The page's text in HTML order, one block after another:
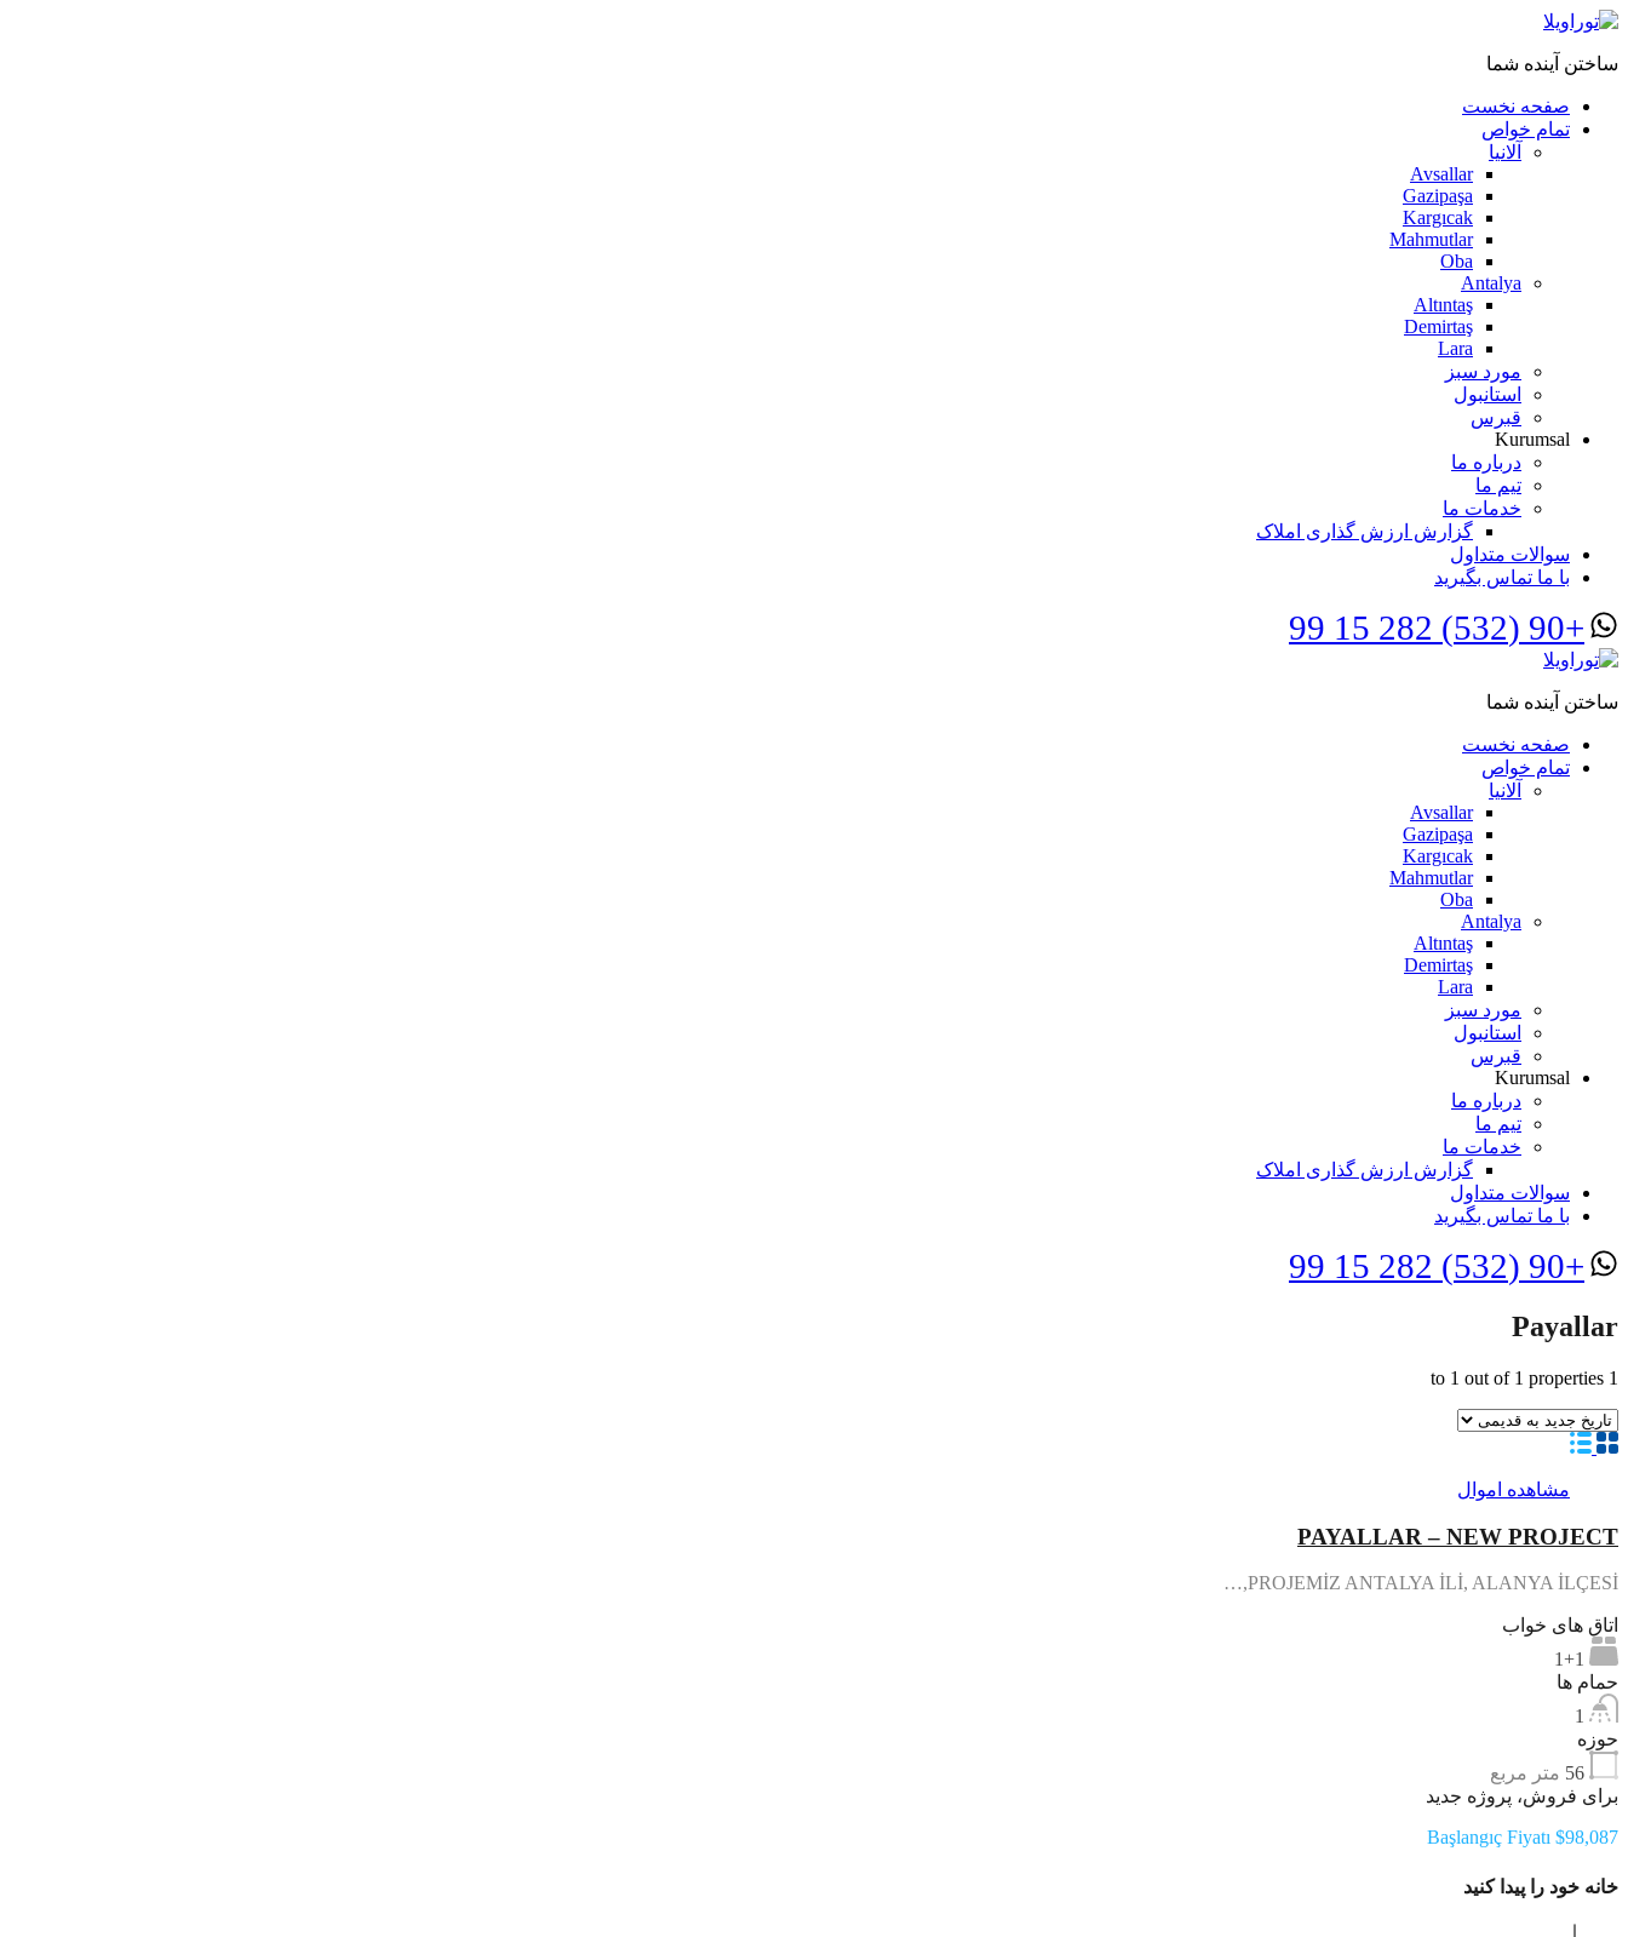
ساختن آینده شما
صفحه نخست
تمام خواص
آلانیا
Avsallar
Gazipaşa
Kargıcak
Mahmutlar
Oba
Antalya
Altıntaş
Demirtaş
Lara
مورد سبز
استانبول
قبرس
Kurumsal
درباره ما
تیم ما
خدمات ما
گزارش ارزش گذاری املاک
سوالات متداول
با ما تماس بگیرید
+90 (532) 282 15 99
ساختن آینده شما
صفحه نخست
تمام خواص
آلانیا
Avsallar
Gazipaşa
Kargıcak
Mahmutlar
Oba
Antalya
Altıntaş
Demirtaş
Lara
مورد سبز
استانبول
قبرس
Kurumsal
درباره ما
تیم ما
خدمات ما
گزارش ارزش گذاری املاک
سوالات متداول
با ما تماس بگیرید
+90 (532) 282 15 99
Payallar
1
to 1 out of 1 properties
مشاهده اموال
PAYALLAR – NEW PROJECT
PROJEMİZ ANTALYA İLİ, ALANYA İLÇESİ,…
اتاق های خواب
1+1
حمام ها
1
حوزه
56 متر مربع
برای فروش، پروژه جدید
Başlangıç Fiyatı $98,087
خانه خود را پیدا کنید